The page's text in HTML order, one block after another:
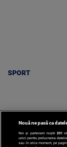
SPORT
Nouă ne pasă ca
Noi și partenerii noștri 201
unici pentru prelucrarea
sau în orice moment, pe